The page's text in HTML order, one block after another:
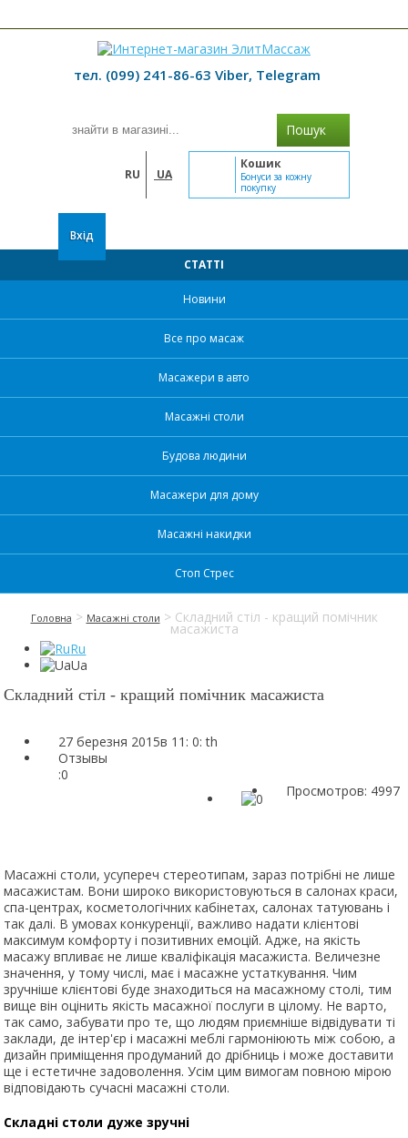
тел. (099) 241-86-63 Viber, Telegram
Пошук
RU UA
Кошик
Бонуси за кожну
покупку
Вхід
СТАТТІ
Новини
Все про масаж
Масажери в авто
Масажні столи
Будова людини
Масажери для дому
Масажні накидки
Стоп Стрес
Головна > Масажні столи > Складний стіл - кращий помічник
масажиста
Ru
Ua
Складний стіл - кращий помічник масажиста
27 березня 2015в 11: 0: th
Отзывы
:0
Просмотров: 4997
Масажні столи, усупереч стереотипам, зараз потрібні не лише
масажистам. Вони широко використовуються в салонах краси,
спа-центрах, косметологічних кабінетах, салонах татуювань і
так далі. В умовах конкуренції, важливо надати клієнтові
максимум комфорту і позитивних емоцій. Адже, на якість
масажу впливає не лише кваліфікація масажиста. Величезне
значення, у тому числі, має і масажне устаткування. Чим
зручніше клієнтові буде знаходиться на масажному столі, тим
вище він оцінить якість масажної послуги в цілому. Не варто,
так само, забувати про те, що людям приємніше відвідувати ті
заклади, де інтер'єр і масажні меблі гармоніюють між собою, а
дизайн приміщення продуманий до дрібниць і може доставити
ще і естетичне задоволення. Усім цим вимогам повною мірою
відповідають сучасні масажні столи.
Складні столи дуже зручні